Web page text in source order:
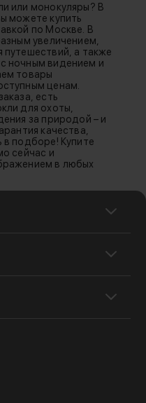
или монокуляры? В
можете купить
по Москве. В
увеличением,
путешествий, а также
ночным видением и
товары
ценам.
есть
для охоты,
за природой – и
качества,
подборе! Купите
сейчас и
в любых